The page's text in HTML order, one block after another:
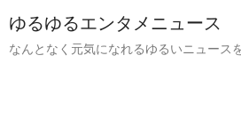
ゆるゆるエンタメニュース
なんとなく元気になれるゆるいニュース